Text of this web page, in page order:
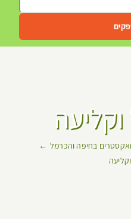
וקליעה
בחיפה והכרמל